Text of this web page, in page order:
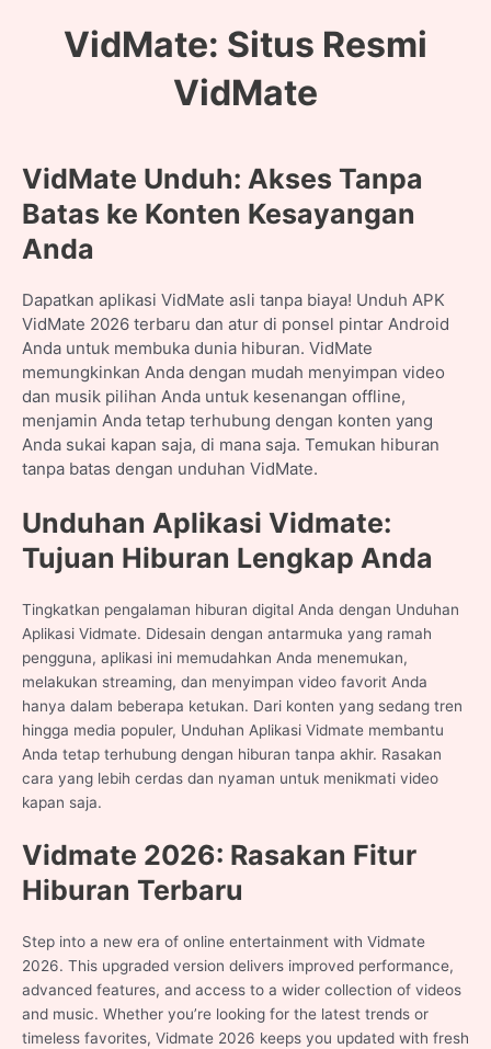
VidMate: Situs Resmi
VidMate
VidMate Unduh: Akses Tanpa
Batas ke Konten Kesayangan
Anda
Dapatkan aplikasi VidMate asli tanpa biaya! Unduh APK
VidMate 2026 terbaru dan atur di ponsel pintar Android
Anda untuk membuka dunia hiburan. VidMate
memungkinkan Anda dengan mudah menyimpan video
dan musik pilihan Anda untuk kesenangan offline,
menjamin Anda tetap terhubung dengan konten yang
Anda sukai kapan saja, di mana saja. Temukan hiburan
tanpa batas dengan unduhan VidMate.
Unduhan Aplikasi Vidmate:
Tujuan Hiburan Lengkap Anda
Tingkatkan pengalaman hiburan digital Anda dengan Unduhan
Aplikasi Vidmate. Didesain dengan antarmuka yang ramah
pengguna, aplikasi ini memudahkan Anda menemukan,
melakukan streaming, dan menyimpan video favorit Anda
hanya dalam beberapa ketukan. Dari konten yang sedang tren
hingga media populer, Unduhan Aplikasi Vidmate membantu
Anda tetap terhubung dengan hiburan tanpa akhir. Rasakan
cara yang lebih cerdas dan nyaman untuk menikmati video
kapan saja.
Vidmate 2026: Rasakan Fitur
Hiburan Terbaru
Step into a new era of online entertainment with Vidmate
2026. This upgraded version delivers improved performance,
advanced features, and access to a wider collection of videos
and music. Whether you’re looking for the latest trends or
timeless favorites, Vidmate 2026 keeps you updated with fresh